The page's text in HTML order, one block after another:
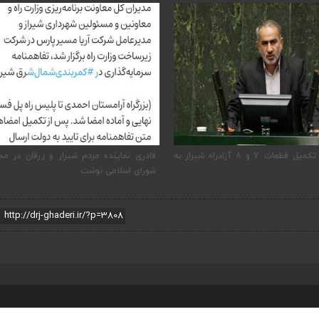
مردم شیراز و زرقان در مجلس
نوشت
پیگیری دکتر قادری و سایر نمایندگان
ارتقاء داریون به بخش